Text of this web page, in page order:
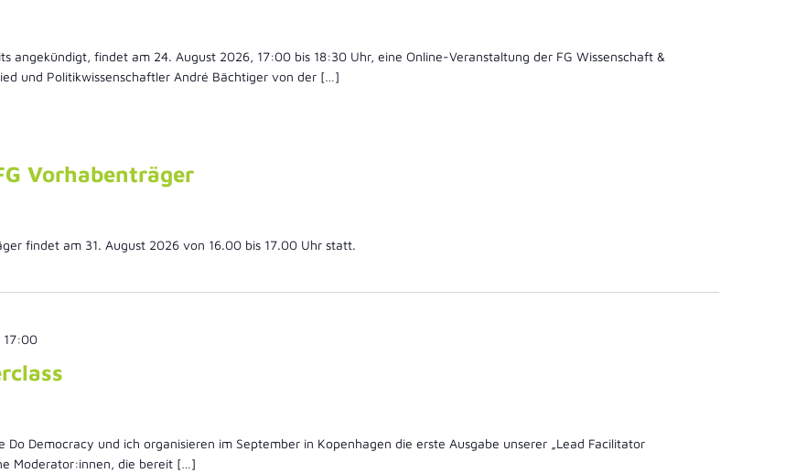
angekündigt, findet am 24. August 2026, 17:00 bis 18:30 Uhr, eine Online-Veranstaltung der FG Wissenschaft &
und Politikwissenschaftler André Bächtiger von der […]
Vorhabenträger
findet am 31. August 2026 von 16.00 bis 17.00 Uhr statt.
17:00
Do Democracy und ich organisieren im September in Kopenhagen die erste Ausgabe unserer „Lead Facilitator
Moderator:innen, die bereit […]